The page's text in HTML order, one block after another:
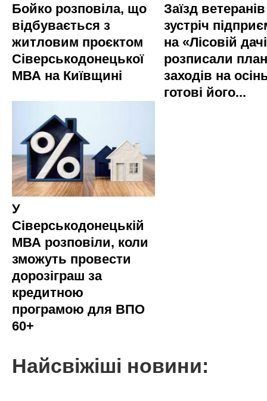
Бойко розповіла, що
відбувається з
житловим проєктом
Сіверськодонецької
МВА на Київщині
Заїзд
зустріч
на «Лісовій
розписали план
заходів на
готові його...
У
Сіверськодонецькій
МВА розповіли, коли
зможуть провести
дорозіграш за
кредитною
програмою для ВПО
60+
Найсвіжіші новини: